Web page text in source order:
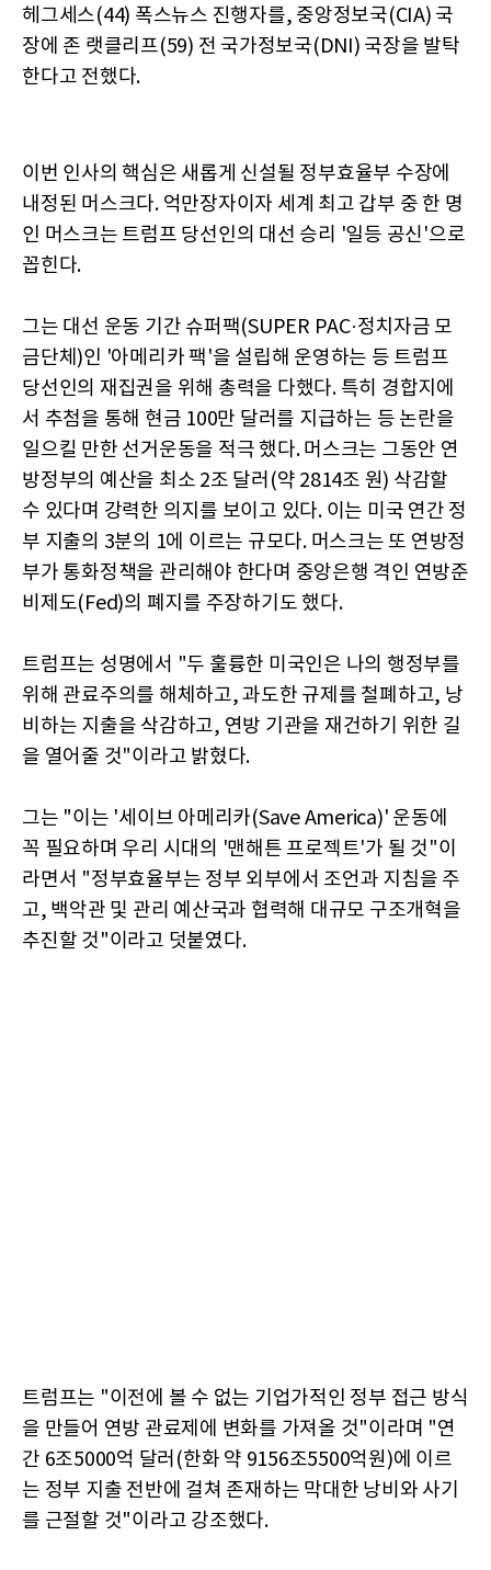
헤그세스(44) 폭스뉴스 진행자를, 중앙정보국(CIA) 국
장에 존 랫클리프(59) 전 국가정보국(DNI) 국장을 발탁
한다고 전했다.
이번 인사의 핵심은 새롭게 신설될 정부효율부 수장에
내정된 머스크다. 억만장자이자 세계 최고 갑부 중 한 명
인 머스크는 트럼프 당선인의 대선 승리 '일등 공신'으로
꼽힌다.
그는 대선 운동 기간 슈퍼팩(SUPER PAC·정치자금 모
금단체)인 '아메리카 팩'을 설립해 운영하는 등 트럼프
당선인의 재집권을 위해 총력을 다했다. 특히 경합지에
서 추첨을 통해 현금 100만 달러를 지급하는 등 논란을
일으킬 만한 선거운동을 적극 했다. 머스크는 그동안 연
방정부의 예산을 최소 2조 달러(약 2814조 원) 삭감할
수 있다며 강력한 의지를 보이고 있다. 이는 미국 연간 정
부 지출의 3분의 1에 이르는 규모다. 머스크는 또 연방정
부가 통화정책을 관리해야 한다며 중앙은행 격인 연방준
비제도(Fed)의 폐지를 주장하기도 했다.
트럼프는 성명에서 "두 훌륭한 미국인은 나의 행정부를
위해 관료주의를 해체하고, 과도한 규제를 철폐하고, 낭
비하는 지출을 삭감하고, 연방 기관을 재건하기 위한 길
을 열어줄 것"이라고 밝혔다.
그는 "이는 '세이브 아메리카(Save America)' 운동에
꼭 필요하며 우리 시대의 '맨해튼 프로젝트'가 될 것"이
라면서 "정부효율부는 정부 외부에서 조언과 지침을 주
고, 백악관 및 관리 예산국과 협력해 대규모 구조개혁을
추진할 것"이라고 덧붙였다.
트럼프는 "이전에 볼 수 없는 기업가적인 정부 접근 방식
을 만들어 연방 관료제에 변화를 가져올 것"이라며 "연
간 6조5000억 달러(한화 약 9156조5500억원)에 이르
는 정부 지출 전반에 걸쳐 존재하는 막대한 낭비와 사기
를 근절할 것"이라고 강조했다.